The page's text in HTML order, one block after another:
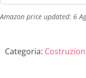
Amazon price updated: 6
Categoria: